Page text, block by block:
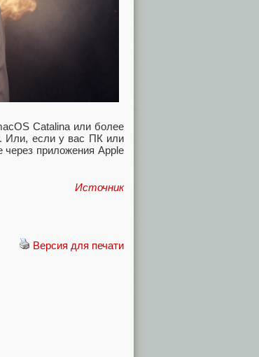
Catalina или более
Или, если у вас ПК или
через приложения Apple
Источник
Версия для печати